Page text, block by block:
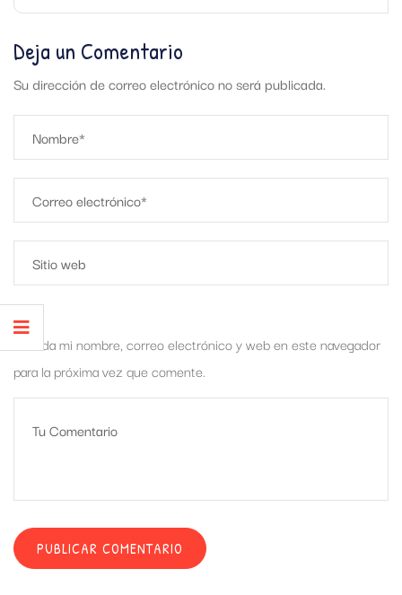
Deja un Comentario
Su dirección de correo electrónico no será publicada.
Guarda mi nombre, correo electrónico y web en este navegador
para la próxima vez que comente.